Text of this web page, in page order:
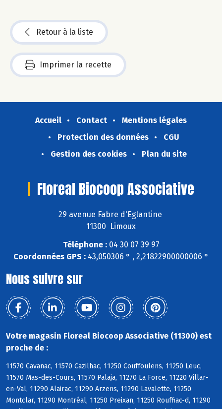
Retour à la liste
Imprimer la recette
Accueil Contact
Mentions légales
Protection des données
CGU
Gestion des cookies
Plan du site
Floreal Biocoop Associative
29 avenue Fabre d'Eglantine
11300 Limoux
Téléphone :04 30 07 39 97
Coordonnées GPS : 43,050306 ° , 2,21822900000006 °
Nous suivre sur
Votre magasin Floreal Biocoop Associative (11300) est
proche de :
11570 Cavanac, 11570 Cazilhac, 11250 Couffoulens, 11250 Leuc,
11570 Mas-des-Cours, 11570 Palaja, 11270 La Force, 11220 Villar-
en-Val, 11290 Alairac, 11290 Arzens, 11290 Lavalette, 11250
Montclar, 11290 Montréal, 11250 Preixan, 11250 Rouffiac-d, 11290